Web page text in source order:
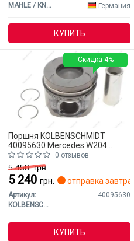
MAHLE / KNECHT
Германия
КУПИТЬ
Поршня KOLBENSCHMIDT
40095630 Mercedes W204
(CLASS-C)
0 отзывов
5 458грн.
5 240 грн. отправка завтра
Артикул:
40095630
KOLBENSCHMIDT
КУПИТЬ
Скидка 4%